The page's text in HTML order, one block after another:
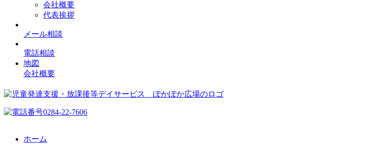
会社概要
代表挨拶
メール相談
電話相談
地図
会社概要
ホーム